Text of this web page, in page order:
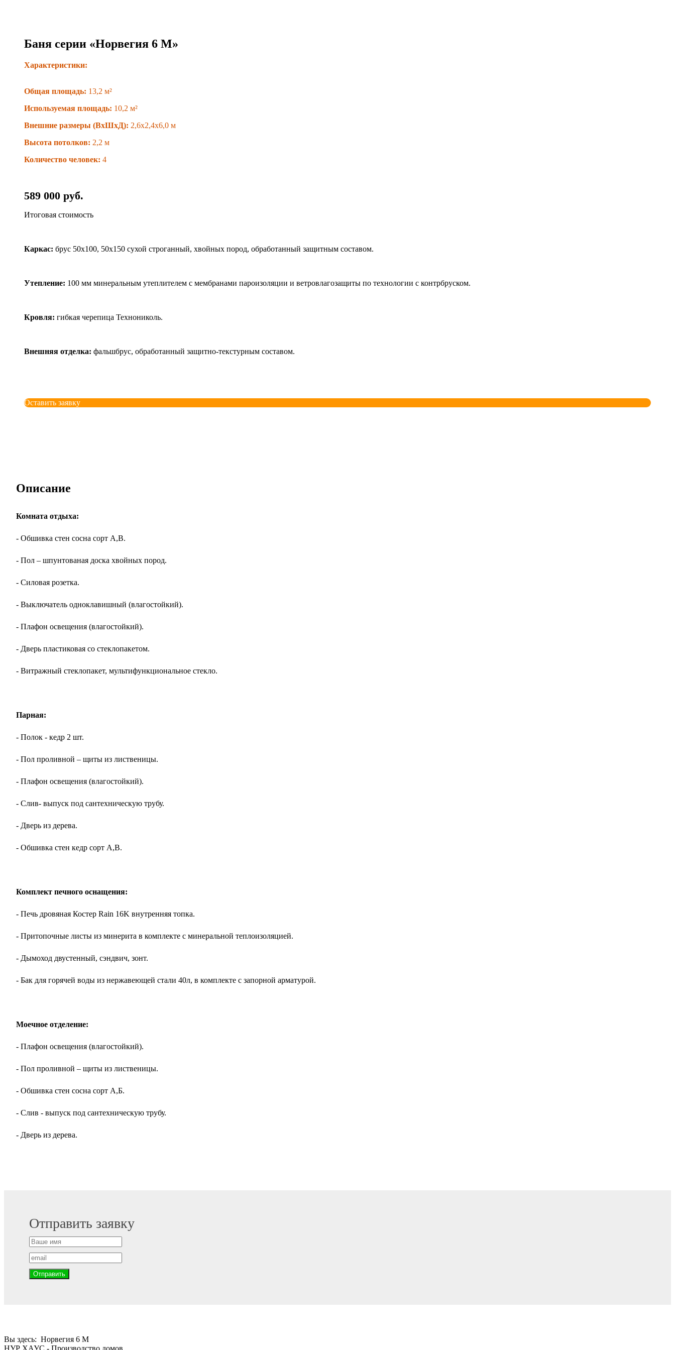
Баня серии «Норвегия 6 М»
Характеристики:
Общая площадь: 13,2 м²
Используемая площадь: 10,2 м²
Внешние размеры (ВxШxД): 2,6x2,4x6,0 м
Высота потолков: 2,2 м
Количество человек: 4
589 000 руб.
Итоговая стоимость
Каркас: брус 50х100, 50x150 сухой строганный, хвойных пород, обработанный защитным составом.
Утепление: 100 мм минеральным утеплителем с мембранами пароизоляции и ветровлагозащиты по технологии с контрбруском.
Кровля: гибкая черепица Технониколь.
Внешняя отделка: фальшбрус, обработанный защитно-текстурным составом.
Оставить заявку
Описание
Комната отдыха:
- Обшивка стен сосна сорт А,В.
- Пол – шпунтованая доска хвойных пород.
- Силовая розетка.
- Выключатель одноклавишный (влагостойкий).
- Плафон освещения (влагостойкий).
- Дверь пластиковая со стеклопакетом.
- Витражный стеклопакет, мультифункциональное стекло.
Парная:
- Полок - кедр 2 шт.
- Пол проливной – щиты из лиственицы.
- Плафон освещения (влагостойкий).
- Слив- выпуск под сантехническую трубу.
- Дверь из дерева.
- Обшивка стен кедр сорт А,В.
Комплект печного оснащения:
- Печь дровяная Костер Rain 16K внутренняя топка.
- Притопочные листы из минерита в комплекте с минеральной теплоизоляцией.
- Дымоход двустенный, сэндвич, зонт.
- Бак для горячей воды из нержавеющей стали 40л, в комплекте с запорной арматурой.
Моечное отделение:
- Плафон освещения (влагостойкий).
- Пол проливной – щиты из лиственицы.
- Обшивка стен сосна сорт А,Б.
- Слив - выпуск под сантехническую трубу.
- Дверь из дерева.
Отправить заявку
Вы здесь: Норвегия 6 М
НУР ХАУС - Производство домов